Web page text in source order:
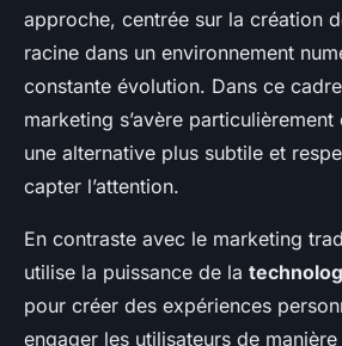
approche, centrée sur la création
racine dans un environnement
constante évolution. Dans ce
marketing s’avère
une alternative plus subtile et
capter l’attention.
En contraste avec le marketing
utilise la puissance de la
pour créer des expériences
engager les utilisateurs de